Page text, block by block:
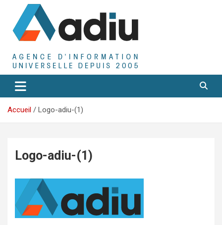
contenu
Adiu
Agence D'Informations Universelle
Accueil Logo-adiu-(1)
Logo-adiu-(1)